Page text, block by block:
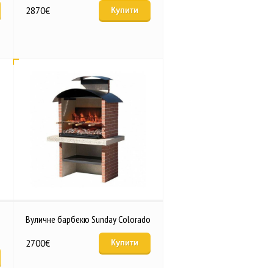
2870€ Купити
Вуличне барбекю Sunday Colorado
2700€ Купити